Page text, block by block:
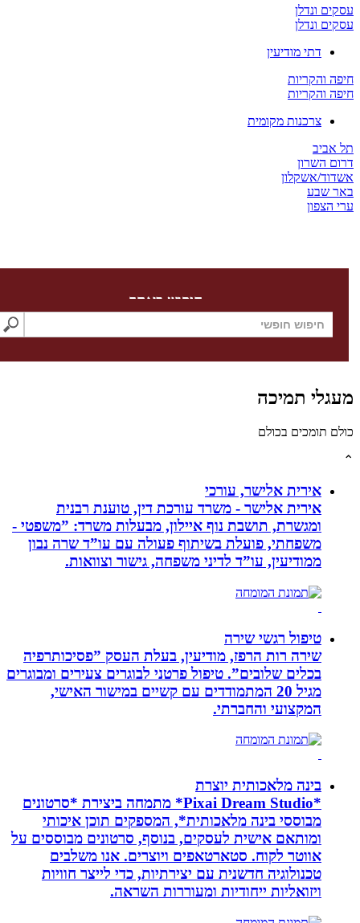
ונדלן
ונדלן
דתי מודיעין
צרכנות מקומית
אשקלון
חיפוש באתר
תמיכה
בכולם
אירית אלישר, עורכי
אירית אלישר - משרד עורכת דין, טוענת רבנית
ומגשרת, תושבת נוף איילון, מבעלות משרד: ”משפטי -
משפחתי, פועלת בשיתוף פעולה עם עו”ד שרה נבון
ממודיעין, עו”ד לדיני משפחה, גישור וצוואות.
טיפול רגשי שירה
שירה רות הרפז, מודיעין, בעלת העסק ”פסיכותרפיה
בכלים שלובים”. טיפול פרטני לבוגרים צעירים ומבוגרים
מגיל 20 המתמודדים עם קשיים במישור האישי,
המקצועי והחברתי.
בינה מלאכותית יוצרת
*Pixai Dream Studio* מתמחה ביצירת *סרטונים
מבוססי בינה מלאכותית*, המספקים תוכן איכותי
ומותאם אישית לעסקים, בנוסף, סרטונים מבוססים על
אווטר לקוח. סטארטאפים ויוצרים. אנו משלבים
טכנולוגיה חדשנית עם יצירתיות, כדי לייצר חוויות
ויזואליות ייחודיות ומעוררות השראה.